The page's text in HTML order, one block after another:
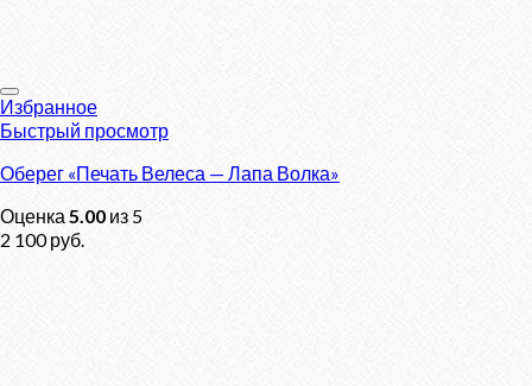
Избранное
Быстрый просмотр
Оберег «Печать Велеса — Лапа Волка»
Оценка 5.00 из 5
2 100руб.